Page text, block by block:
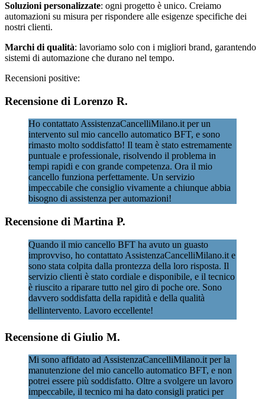
Soluzioni personalizzate: ogni progetto è unico. Creiamo
automazioni su misura per rispondere alle esigenze specifiche dei
nostri clienti.
Marchi di qualità: lavoriamo solo con i migliori brand, garantendo
sistemi di automazione che durano nel tempo.
Recensioni positive:
Recensione di Lorenzo R.
Ho contattato AssistenzaCancelliMilano.it per un
intervento sul mio cancello automatico BFT, e sono
rimasto molto soddisfatto! Il team è stato estremamente
puntuale e professionale, risolvendo il problema in
tempi rapidi e con grande competenza. Ora il mio
cancello funziona perfettamente. Un servizio
impeccabile che consiglio vivamente a chiunque abbia
bisogno di assistenza per automazioni!
Recensione di Martina P.
Quando il mio cancello BFT ha avuto un guasto
improvviso, ho contattato AssistenzaCancelliMilano.it e
sono stata colpita dalla prontezza della loro risposta. Il
servizio clienti è stato cordiale e disponibile, e il tecnico
è riuscito a riparare tutto nel giro di poche ore. Sono
davvero soddisfatta della rapidità e della qualità
dellintervento. Lavoro eccellente!
Recensione di Giulio M.
Mi sono affidato ad AssistenzaCancelliMilano.it per la
manutenzione del mio cancello automatico BFT, e non
potrei essere più soddisfatto. Oltre a svolgere un lavoro
impeccabile, il tecnico mi ha dato consigli pratici per